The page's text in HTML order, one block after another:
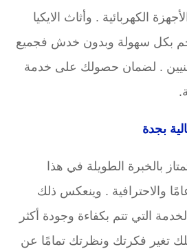
الكهربائية . وأثاث الايكيا
بكل سهولة وبدون خدش فجميع
. لضمان حصولك على خدمة
بجدة
بالخبرة الطويلة في هذا
لأكثر من 15 عامًا والاحترافية . وينعكس ذلك
التي تتم بكفاءة وجودة أكثر
تغير فكرتك ونظرتك تمامًا عن